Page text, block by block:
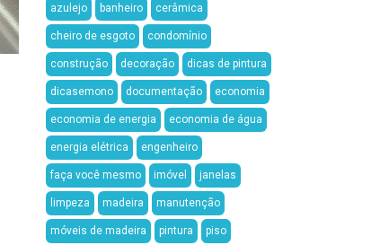
azulejo banheiro cerâmica
cheiro de esgoto condomínio
construção decoração dicas de pintura
dicasemono documentação economia
economia de energia economia de água
energia elétrica engenheiro
faça você mesmo imóvel janelas
limpeza madeira manutenção
móveis de madeira pintura piso